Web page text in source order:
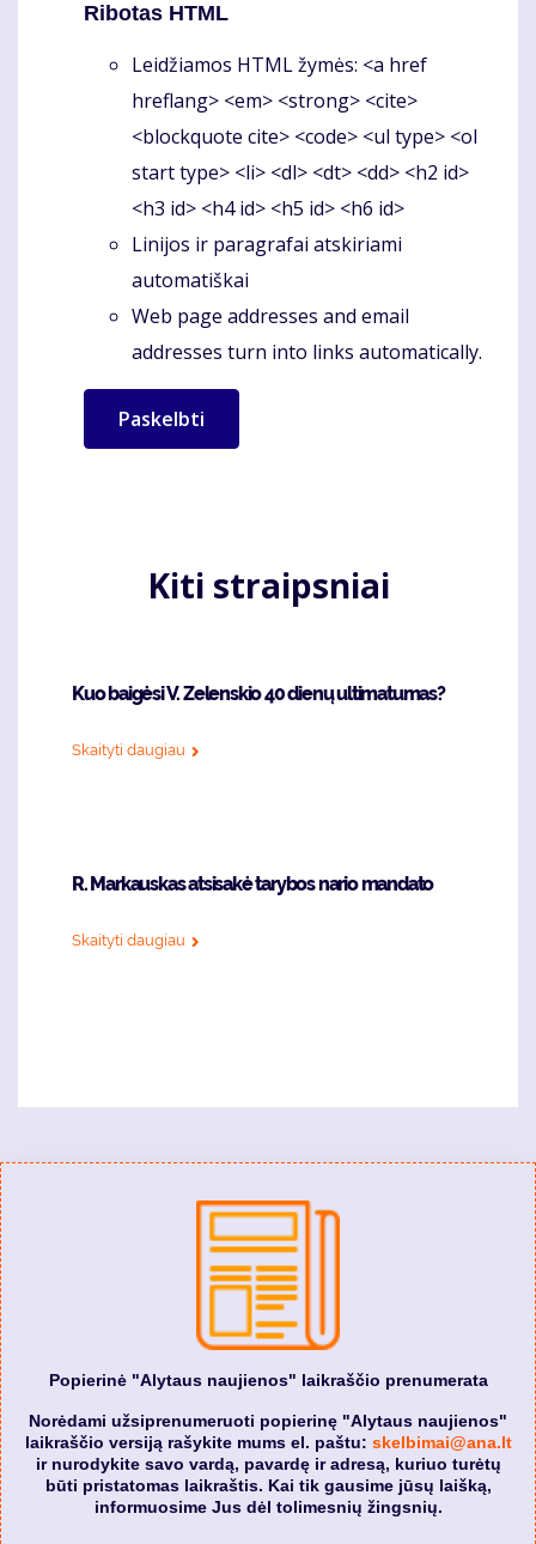
Ribotas HTML
Leidžiamos HTML žymės: <a href
hreflang> <em> <strong> <cite>
<blockquote cite> <code> <ul type> <ol
start type> <li> <dl> <dt> <dd> <h2 id>
<h3 id> <h4 id> <h5 id> <h6 id>
Linijos ir paragrafai atskiriami
automatiškai
Web page addresses and email
addresses turn into links automatically.
Kiti straipsniai
Kuo baigėsi V. Zelenskio 40 dienų ultimatumas?
Skaityti daugiau
R. Markauskas atsisakė tarybos nario mandato
Skaityti daugiau
Popierinė "Alytaus naujienos" laikraščio prenumerata
Norėdami užsiprenumeruoti popierinę "Alytaus naujienos"
laikraščio versiją rašykite mums el. paštu: skelbimai@ana.lt
ir nurodykite savo vardą, pavardę ir adresą, kuriuo turėtų
būti pristatomas laikraštis. Kai tik gausime jūsų laišką,
informuosime Jus dėl tolimesnių žingsnių.